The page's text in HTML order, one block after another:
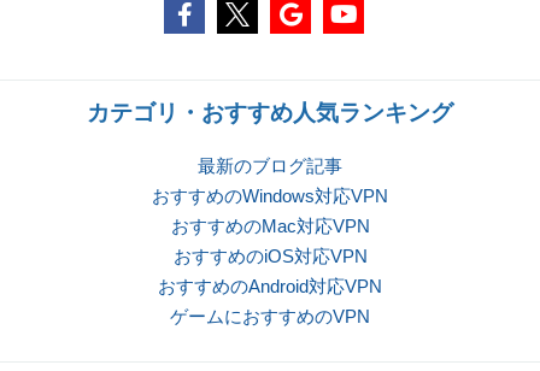
カテゴリ・おすすめ人気ランキング
最新のブログ記事
おすすめのWindows対応VPN
おすすめのMac対応VPN
おすすめのiOS対応VPN
おすすめのAndroid対応VPN
ゲームにおすすめのVPN